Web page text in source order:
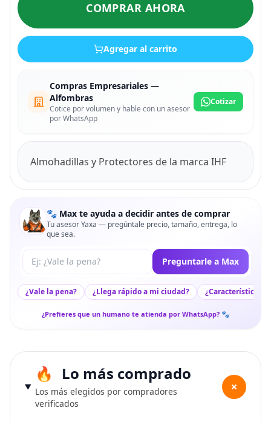
COMPRAR AHORA
Agregar al carrito
Compras Empresariales —
Alfombras
Cotice por volumen y hable con un asesor
por WhatsApp
Cotizar
Almohadillas y Protectores de la marca IHF
🐾 Max te ayuda a decidir antes de comprar
Tu asesor Yaxa — pregúntale precio, tamaño, entrega, lo
que sea.
Tu pregunta a Max Preguntarle a Max
¿Vale la pena? ¿Llega rápido a mi ciudad? ¿Características
¿Prefieres que un humano te atienda por WhatsApp? 🐾
Lo más comprado
Los más elegidos por compradores
verificados
+